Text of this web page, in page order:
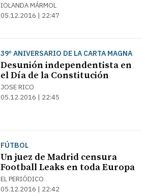
IOLANDA MÁRMOL
05.12.2016 | 22:47
39º ANIVERSARIO DE LA CARTA MAGNA
Desunión independentista en
el Día de la Constitución
JOSE RICO
05.12.2016 | 22:45
FÚTBOL
Un juez de Madrid censura
Football Leaks en toda Europa
EL PERIÓDICO
05.12.2016 | 22:42